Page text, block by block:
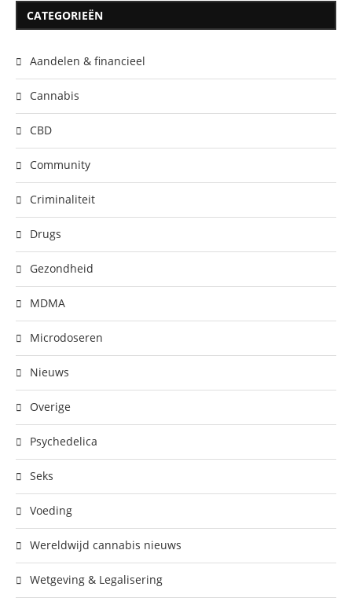
CATEGORIEËN
Aandelen & financieel
Cannabis
CBD
Community
Criminaliteit
Drugs
Gezondheid
MDMA
Microdoseren
Nieuws
Overige
Psychedelica
Seks
Voeding
Wereldwijd cannabis nieuws
Wetgeving & Legalisering